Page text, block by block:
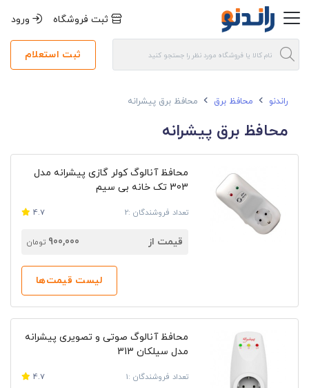
ثبت فروشگاه ورود
ثبت استعلام
راندنو محافظ برق محافظ برق پیشرانه
محافظ برق پیشرانه
محافظ آنالوگ کولر گازی پیشرانه مدل
303 تک خانه بی سیم
تعداد فروشندگان :2 4.7
قیمت از 900,000 تومان
لیست قیمت‌ها
محافظ آنالوگ صوتی و تصویری پیشرانه
مدل سیلکان 313
تعداد فروشندگان :1 4.7